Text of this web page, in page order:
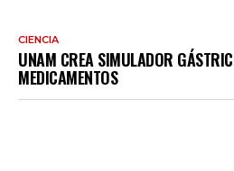
CIENCIA
UNAM CREA SIMULADOR
MEDICAMENTOS